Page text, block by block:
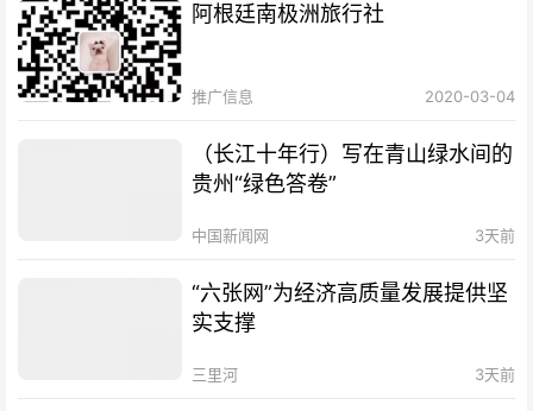
阿根廷南极洲旅行社
推广信息 2020-03-04
（长江十年行）写在青山绿水间的
贵州“绿色答卷”
中国新闻网 3天前
“六张网”为经济高质量发展提供坚
实支撑
三里河 3天前